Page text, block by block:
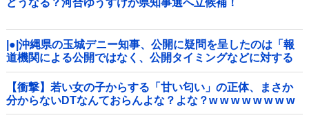
|●|沖縄県の玉城デニー知事、公開に疑問を呈したのは「報
道機関による公開ではなく、公開タイミングなどに対する
ものだった」とよくわからない説明
【衝撃】若い女の子からする「甘い匂い」の正体、まさか
分からないDTなんておらんよな？よな？w w w w w w w w
w w w